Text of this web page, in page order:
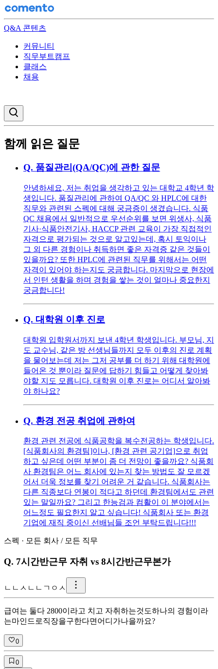
Q&A 콘텐츠
커뮤니티
직무부트캠프
클래스
채용
함께 읽은 질문
Q. 품질관리(QA/QC)에 관한 질문
안녕하세요, 저는 취업을 생각하고 있는 대학교 4학년 학
생입니다. 품질관리에 관하여 QA/QC 와 HPLC에 대한
직무와 관련된 스펙에 대해 궁금증이 생겼습니다. 식품
QC 채용에서 일반적으로 우선순위를 보면 위생사, 식품
기사·식품안전기사, HACCP 관련 교육이 가장 직접적인
자격으로 평가되는 것으로 알고있는데, 혹시 토익이나
그 외 다른 경험이나 취득하면 좋은 자격증 같은 것들이
있을까요? 또한 HPLC에 관련된 직무를 위해서는 어떤
자격이 있어야 하는지도 궁금합니다. 마지막으로 현장에
서 인턴 생활을 하며 경험을 쌓는 것이 얼마나 중요한지
궁금합니다!
Q. 대학원 이후 진로
대학원 입학원서까지 보낸 4학년 학생입니다. 부모님, 지
도 교수님, 같은 방 선생님들까지 모두 이후의 진로 계획
을 물어보는데 저는 그저 공부를 더 하기 위해 대학원에
들어온 것 뿐이라 질문에 답하기 힘들고 어떻게 찾아봐
야할 지도 모릅니다. 대학원 이후 진로는 어디서 알아봐
야 하나요?
Q. 환경 전공 취업에 관하여
환경 관련 전공에 식품공학을 복수전공하는 학생입니다.
[식품회사의 환경팀]이나, [환경 관련 공기업]으로 취업
하고 싶은데 어떤 부분이 좀 더 전망이 좋을까요? 식품회
사 환경팀은 어느 회사에 있는지 찾는 방법도 잘 모르겠
어서 더욱 정보를 찾기 어려운 거 같습니다. 식품회사는
다른 직종보다 연봉이 적다고 하던데 환경팀에서도 관련
있는 말일까요? 그리고 한능검과 컴활이 이 분야에서는
어느정도 필요한지 알고 싶습니다! 식품회사 또는 환경
기업에 재직 중이신 선배님들 조언 부탁드립니다!!!
스펙 · 모든 회사 / 모든 직무
Q. 7시간반근무 자취 vs 8시간반근무본가
ㄴ ㄴㅅㄴㄴㄱㅇㅅ
급여는 둘다 2800이라고 치고 자취하는것도하나의 경험이라
는마인드로직장을구한다면어디가나을까요?
0
0